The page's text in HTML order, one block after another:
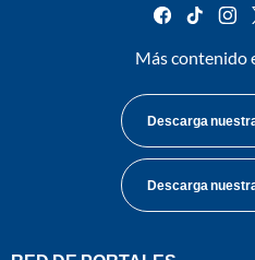
facebook
tiktok
Más contenido
Descarga
Descarga